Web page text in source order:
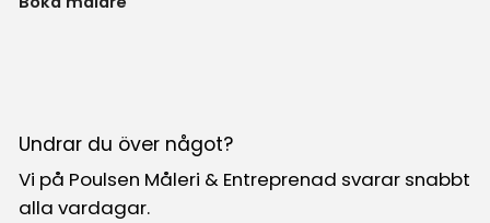
Undrar du över något?
Vi på Poulsen Måleri & Entreprenad svarar snabbt
alla vardagar.